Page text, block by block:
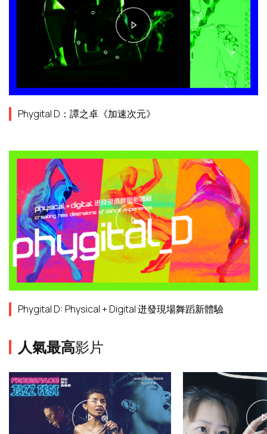
Phygital D：譚之卓《加速次元》
Phygital D: Physical + Digital 迸發現場舞蹈新體驗
人氣最高影片